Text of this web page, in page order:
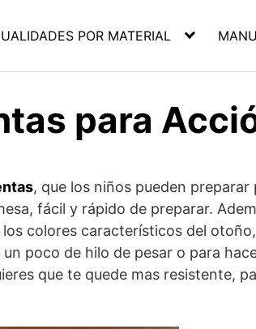
POR MATERIAL
para
, que los niños pueden preparar
fácil y rápido de preparar.
colores característicos del otoño,
poco de hilo de pesar o para
que te quede mas resistente,